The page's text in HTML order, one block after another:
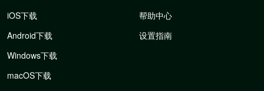
iOS下载
Android下载
Windows下载
macOS下载
帮助中心
设置指南